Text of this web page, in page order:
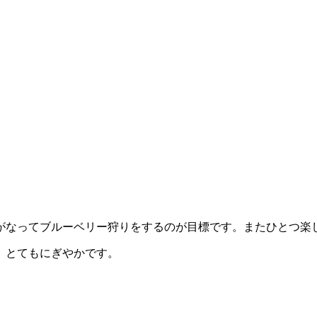
ってブルーベリー狩りをするのが目標です。またひとつ楽
てもにぎやかです。